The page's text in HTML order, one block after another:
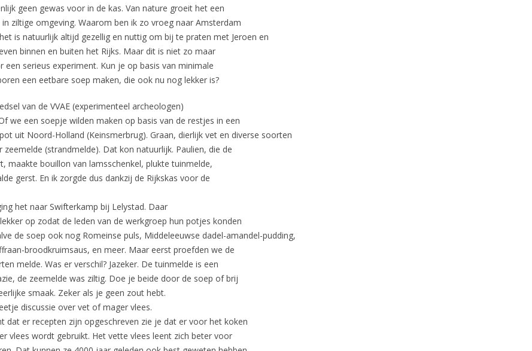
geen gewas voor in de kas. Van nature groeit het een
ziltige omgeving. Waarom ben ik zo vroeg naar Amsterdam
is natuurlijk altijd gezellig en nuttig om bij te praten met Jeroen en
binnen en buiten het Rijks. Maar dit is niet zo maar
een serieus experiment. Kun je op basis van minimale
een eetbare soep maken, die ook nu nog lekker is?
van de VVAE (experimenteel archeologen)
we een soepje wilden maken op basis van de restjes in een
uit Noord-Holland (Keinsmerbrug). Graan, dierlijk vet en diverse soorten
zeemelde (strandmelde). Dat kon natuurlijk. Paulien, die de
maakte bouillon van lamsschenkel, plukte tuinmelde,
gerst. En ik zorgde dus dankzij de Rijkskas voor de
het naar Swifterkamp bij Lelystad. Daar
op zodat de leden van de werkgroep hun potjes konden
de soep ook nog Romeinse puls, Middeleeuwse dadel-amandel-pudding,
broodkruimsaus, en meer. Maar eerst proefden we de
melde. Was er verschil? Jazeker. De tuinmelde is een
de zeemelde was ziltig. Doe je beide door de soep of brij
smaak. Zeker als je geen zout hebt.
discussie over vet of mager vlees.
dat er recepten zijn opgeschreven zie je dat er voor het koken
vlees wordt gebruikt. Het vette vlees leent zich beter voor